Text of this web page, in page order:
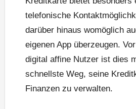
telefonische
darüber hinaus womöglich
eigenen App überzeugen.
digital affine Nutzer ist dies
schnellste Weg, seine
Finanzen zu verwalten.